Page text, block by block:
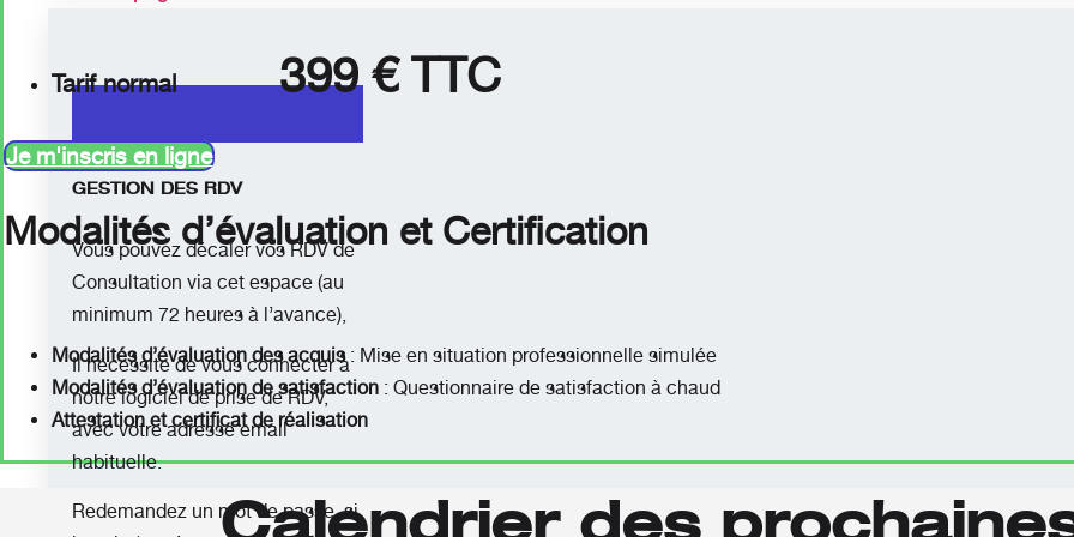
GESTION DES RDV
Vous pouvez décaler vos RDV de
Consultation via cet espace (au
minimum 72 heures à l’avance),
Il nécessite de vous connecter à
notre logiciel de prise de RDV,
avec votre adresse email
habituelle.
Redemandez un mot de passe, si
Tarif normal 399 € TTC
Je m'inscris en ligne
Modalités d’évaluation et Certification
Modalités d’évaluation des acquis: Mise en situation professionnelle simulée
Modalités d’évaluation de satisfaction : Questionnaire de satisfaction à chaud
Attestation et certificat de réalisation
Calendrier des